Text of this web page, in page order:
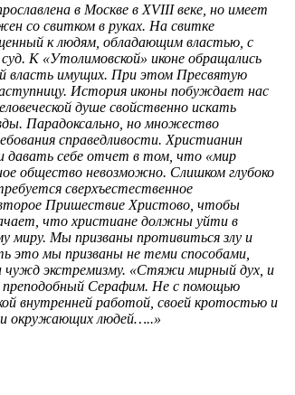
в Москве в XVIII веке, но имеет
со свитком в руках. На свитке
к людям, обладающим властью, с
К «Утолимовской» иконе обращались
власть имущих. При этом Пресвятую
История иконы побуждает нас
душе свойственно искать
Парадоксально, но множество
справедливости. Христианин
себе отчет в том, что «мир
общество невозможно. Слишком глубоко
сверхъестественное
Пришествие Христово, чтобы
что христиане должны уйти в
миру. Мы призваны противиться злу и
это мы призваны не теми способами,
чужд экстремизму. «Стяжи мирный дух, и
преподобный Серафим. Не с помощью
внутренней работой, своей кротостью и
окружающих людей…..»